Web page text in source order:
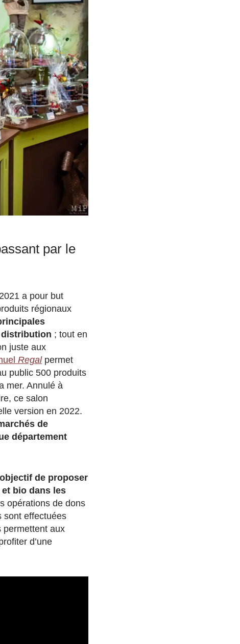
par le
a pour but
régionaux
distribution ; tout en
juste aux
Regalpermet
public 500 produits
mer. Annulé à
ce salon
version en 2022.
de
département
de proposer
bio dans les
opérations de dons
sont effectuées
permettent aux
d’une